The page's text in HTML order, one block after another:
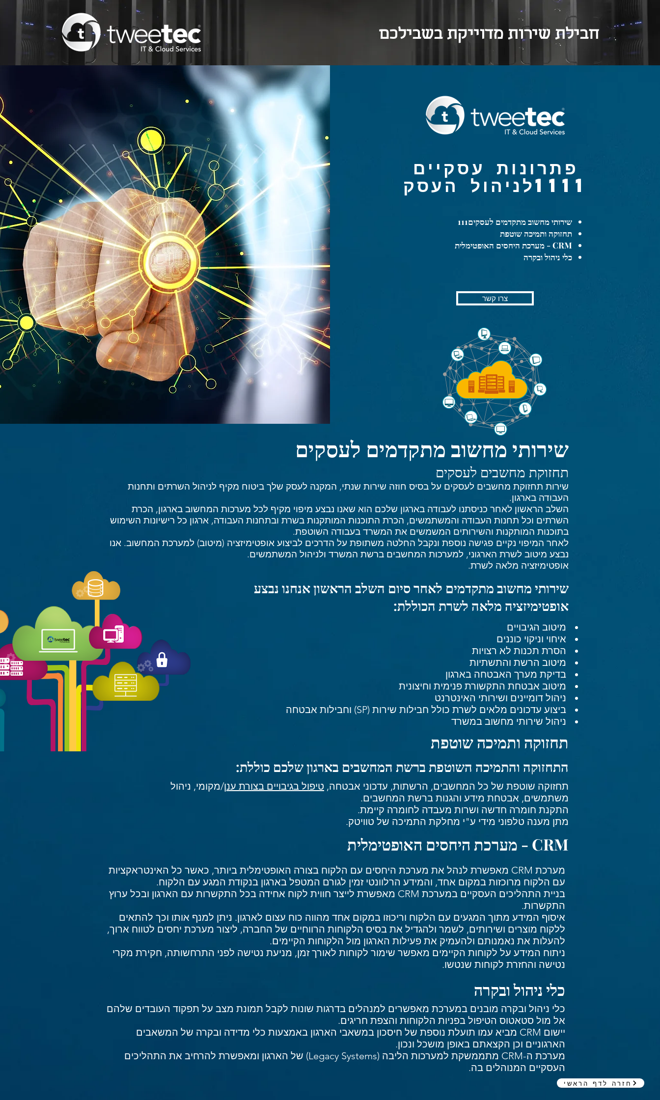
חבילת שירות מדוייקת בשבילכם
פתרונות עסקיים
1111לניהול העסק
שירותי מחשוב מתקדמים לעסקים111
תחזוקה ותמיכה שוטפת
CRM - מערכת היחסים האופטימלית
כלי ניהול ובקרה
צרו קשר
שירותי מחשוב מתקדמים לעסקים
תחזוקת מחשבים לעסקים
שירות תחזוקת מחשבים לעסקים על בסיס חוזה שירות שנתי, המקנה לעסק שלך ביטוח מקיף לניהול השרתים ותחנות
העבודה בארגון.
השלב הראשון לאחר כניסתנו לעבודה בארגון שלכם הוא שאנו נבצע מיפוי מקיף לכל מערכות המחשוב בארגון, הכרת
השרתים וכל תחנות העבודה והמשתמשים, הכרת התוכנות המותקנות בשרת ובתחנות העבודה, ארגון כל רישיונות השימוש
בתוכנות המותקנות והשירותים המשמשים את המשרד בעבודה השוטפת.
לאחר המיפוי נקיים פגישה נוספת ונקבל החלטה משתופת על הדרכים לביצוע אופטימיזציה (מיטוב) למערכת המחשוב. אנו
נבצע מיטוב לשרת הארגוני, למערכות המחשבים ברשת המשרד ולניהול המשתמשים.
אופטימיזציה מלאה לשרת.
שירותי מחשוב מתקדמים לאחר סיום השלב הראשון אנחנו נבצע
אופטימיזציה מלאה לשרת הכוללת:
מיטוב הגיבויים
איחוי וניקוי כוננים
הסרת תכנות לא רצויות
מיטוב הרשת והתשתיות
בדיקת מערך האבטחה בארגון
מיטוב אבטחת התקשורת פנימית וחיצונית
ניהול דומיינים ושירותי האינטרנט
ביצוע עדכונים מלאים לשרת כולל חבילות שירות (SP) וחבילות אבטחה
ניהול שירותי מחשוב במשרד
תחזוקה ותמיכה שוטפת
התחזוקה והתמיכה השוטפת ברשת המחשבים בארגון שלכם כוללת:
תחזוקה שוטפת של כל המחשבים, הרשתות, עדכוני אבטחה, טיפול בגיבויים בצורת ענן/מקומי, ניהול
משתמשים, אבטחת מידע והגנות ברשת המחשבים.
התקנת חומרה חדשה ושרות מעבדה לחומרה קיימת.
מתן מענה טלפוני מידי ע"י מחלקת התמיכה של טוויטק.
CRM - מערכת היחסים האופטימלית
מערכת CRM מאפשרת לנהל את מערכת היחסים עם הלקוח בצורה האופטימלית ביותר, כאשר כל האינטראקציות
עם הלקוח מרוכזות במקום אחד, והמידע הרלוונטי זמין לגורם המטפל בארגון בנקודת המגע עם הלקוח.
בניית התהליכים העסקיים במערכת CRM מאפשרת לייצר חווית לקוח אחידה בכל התקשרות עם הארגון ובכל ערוץ
התקשרות.
איסוף המידע מתוך המגעים עם הלקוח וריכוזו במקום אחד מהווה כוח עצום לארגון. ניתן למנף אותו וכך להתאים
ללקוח מוצרים ושירותים, לשמר ולהגדיל את בסיס הלקוחות הרווחיים של החברה, ליצור מערכת יחסים לטווח ארוך,
להעלות את נאמנותם ולהעמיק את פעילות הארגון מול הלקוחות הקיימים.
ניתוח המידע על לקוחות הקיימים מאפשר שימור לקוחות לאורך זמן, מניעת נטישה לפני התרחשותה, חקירת מקרי
נטישה והחזרת לקוחות שנטשו.
כלי ניהול ובקרה
כלי ניהול ובקרה מובנים במערכת מאפשרים למנהלים בדרגות שונות לקבל תמונת מצב על תפקוד העובדים שלהם
אל מול סטאטוס הטיפול בפניות הלקוחות והצפת חריגים.
יישום CRM מביא עמו תועלת נוספת של חיסכון במשאבי הארגון באמצעות כלי מדידה ובקרה של המשאבים
הארגוניים וכן הקצאתם באופן מושכל ונכון.
מערכת ה-CRM מתממשקת למערכות הליבה (Legacy Systems) של הארגון ומאפשרת להרחיב את התהליכים
העסקיים המנוהלים בה.
חזרה לדף הראשי